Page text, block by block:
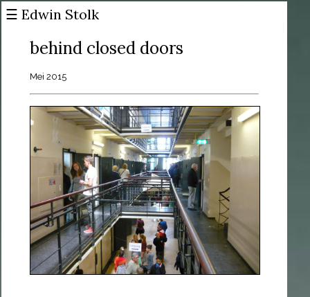
English?
In ontwikkeling
Uitgevoerd
Niet uitgevoerd
Residenties
Lezingen
Teksten
☰ Edwin Stolk
behind closed doors
Mei 2015